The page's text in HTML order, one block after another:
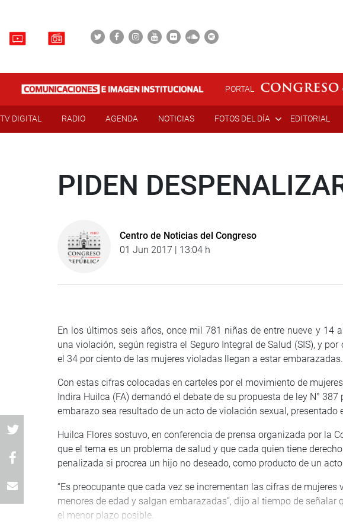
PORTAL
TV DIGITAL RADIO AGENDA NOTICIAS FOTOS DEL DÍA EDITORIAL
PIDEN
Centro de Noticias del Congreso
01 Jun 2017 | 13:04 h
En los últimos seis años, once mil 781 niñas de entre nueve y
una violación, según registra el Seguro Integral de Salud (SIS), y
el 34 por ciento de las mujeres violadas llegan a estar embarazadas.
Con estas cifras colocadas en carteles por el movimiento de
Indira Huilca (FA) demandó el debate de su propuesta de ley N°
embarazo sea resultado de un acto de violación sexual, presentado
Huilca Flores sostuvo, en conferencia de prensa organizada por la
que el tema es un problema de salud y que cada quien tiene
penalizada si procrea un hijo no deseado, como producto de un
“Es preocupante que cada vez se incrementan las cifras de
menores de edad y salgan embarazadas”, dijo al tiempo de
el menor plazo posible.